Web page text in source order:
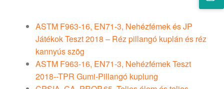
ASTM F963-16, EN71-3, Nehézfémek és JP
Játékok Teszt 2018 – Réz pillangó kuplán és réz
kannyús szög
ASTM F963-16, EN71-3, Nehézfémek Teszt
2018--TPR Gumi-Pillangó kuplung